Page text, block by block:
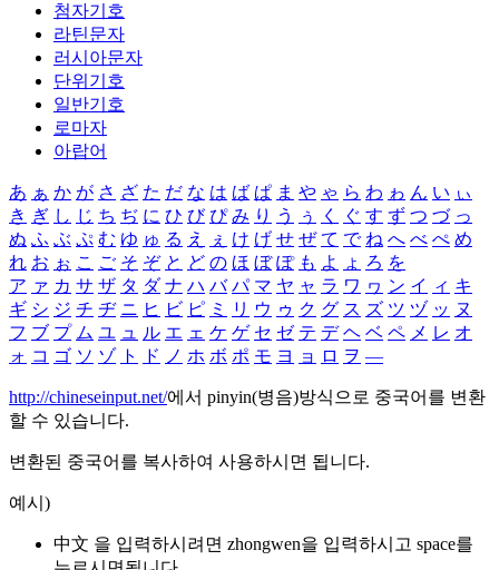
첨자기호
라틴문자
러시아문자
단위기호
일반기호
로마자
아랍어
あ ぁ か が さ ざ た だ な は ば ぱ ま や ゃ ら わ ゎ ん い ぃ
き ぎ し じ ち ぢ に ひ び ぴ み り う ぅ く ぐ す ず つ づ っ
ぬ ふ ぶ ぷ む ゆ ゅ る え ぇ け げ せ ぜ て で ね へ べ ぺ め
れ お ぉ こ ご そ ぞ と ど の ほ ぼ ぽ も よ ょ ろ を
ア ァ カ サ ザ タ ダ ナ ハ バ パ マ ヤ ャ ラ ワ ヮ ン イ ィ キ
ギ シ ジ チ ヂ ニ ヒ ビ ピ ミ リ ウ ゥ ク グ ス ズ ツ ヅ ッ ヌ
フ ブ プ ム ユ ュ ル エ ェ ケ ゲ セ ゼ テ デ ヘ ベ ペ メ レ オ
ォ コ ゴ ソ ゾ ト ド ノ ホ ボ ポ モ ヨ ョ ロ ヲ ―
http://chineseinput.net/에서 pinyin(병음)방식으로 중국어를 변환
할 수 있습니다.
변환된 중국어를 복사하여 사용하시면 됩니다.
예시)
中文 을 입력하시려면 zhongwen을 입력하시고 space를